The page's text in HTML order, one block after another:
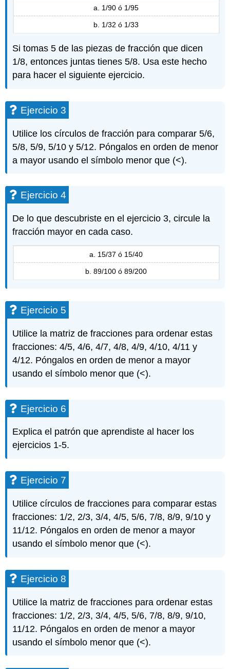
a. 1/90 ó 1/95
b. 1/32 ó 1/33
Si tomas 5 de las piezas de fracción que dicen
1/8, entonces juntas tienes 5/8. Usa este hecho
para hacer el siguiente ejercicio.
Ejercicio 3
Utilice los círculos de fracción para comparar 5/6,
5/8, 5/9, 5/10 y 5/12. Póngalos en orden de menor
a mayor usando el símbolo menor que (<).
Ejercicio 4
De lo que descubriste en el ejercicio 3, circule la
fracción mayor en cada caso.
a. 15/37 ó 15/40
b. 89/100 ó 89/200
Ejercicio 5
Utilice la matriz de fracciones para ordenar estas
fracciones: 4/5, 4/6, 4/7, 4/8, 4/9, 4/10, 4/11 y
4/12. Póngalos en orden de menor a mayor
usando el símbolo menor que (<).
Ejercicio 6
Explica el patrón que aprendiste al hacer los
ejercicios 1-5.
Ejercicio 7
Utilice círculos de fracciones para comparar estas
fracciones: 1/2, 2/3, 3/4, 4/5, 5/6, 7/8, 8/9, 9/10 y
11/12. Póngalos en orden de menor a mayor
usando el símbolo menor que (<).
Ejercicio 8
Utilice la matriz de fracciones para ordenar estas
fracciones: 1/2, 2/3, 3/4, 4/5, 5/6, 7/8, 8/9, 9/10,
11/12. Póngalos en orden de menor a mayor
usando el símbolo menor que (<).